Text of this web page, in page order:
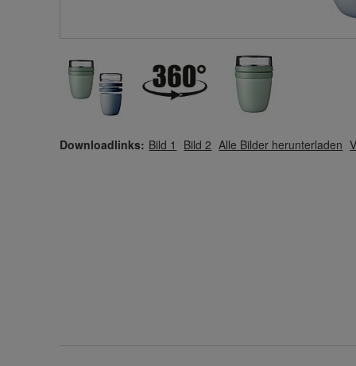
Downloadlinks: Bild 1 Bild 2 Alle Bilder herunterladen